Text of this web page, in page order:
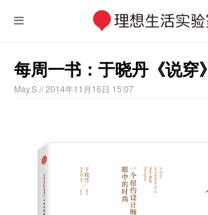
每周一书：于晓丹《说穿》
May.S// 2014年11月16日 15:07